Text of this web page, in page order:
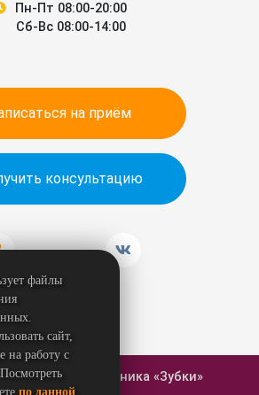
Пн-Пт 08:00-20:00
Сб-Вс 08:00-14:00
Записаться на приём
консультацию
клиника «Зубки»
файлы
сайт,
на работу с
по данной